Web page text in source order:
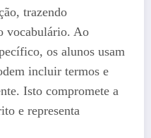
trazendo
vocabulário. Ao
os alunos usam
incluir termos e
Isto compromete a
e representa